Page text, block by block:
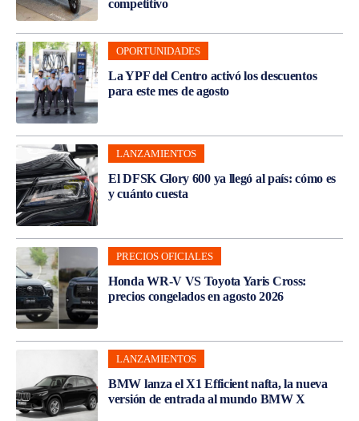
competitivo
OPORTUNIDADES
La YPF del Centro activó los descuentos
para este mes de agosto
LANZAMIENTOS
El DFSK Glory 600 ya llegó al país: cómo es
y cuánto cuesta
PRECIOS OFICIALES
Honda WR-V VS Toyota Yaris Cross:
precios congelados en agosto 2026
LANZAMIENTOS
BMW lanza el X1 Efficient nafta, la nueva
versión de entrada al mundo BMW X